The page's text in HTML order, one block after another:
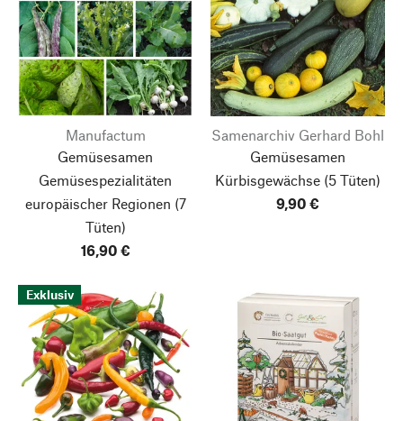
Manufactum
Gemüsesamen
Gemüsespezialitäten
europäischer Regionen (7
Tüten)
16,90 €
Samenarchiv Gerhard Bohl
Gemüsesamen
Kürbisgewächse (5 Tüten)
9,90 €
Exklusiv